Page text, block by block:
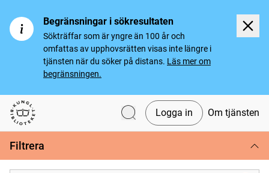
Begränsningar i sökresultaten
Sökträffar som är yngre än 100 år och
omfattas av upphovsrätten visas inte längre i
tjänsten när du söker på distans. Läs mer om
begränsningen.
Svenska tidningar
Logga in Om tjänsten
Filtrera